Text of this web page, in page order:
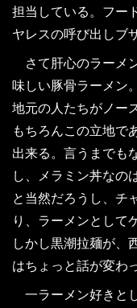
担当している。フー
ヤレスの呼び出しブ
さて肝心のラーメ
味しい豚骨ラーメン
地元の人たちがノー
もちろんこの立地で
出来る。言うまでも
し、メラミン丼なの
と当然だろうし、チ
り、ラーメンとして
しかし黒潮拉麺が、
はちょっと話が変わ
一ラーメン好きと